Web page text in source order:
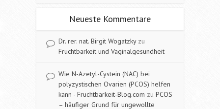
Neueste Kommentare
Dr. rer. nat. Birgit Wogatzkyzu
Fruchtbarkeit und Vaginalgesundheit
Wie N-Azetyl-Cystein (NAC) bei
polyzystischen Ovarien (PCOS) helfen
kann - Fruchtbarkeit-Blog.com zu PCOS
– häufiger Grund für ungewollte